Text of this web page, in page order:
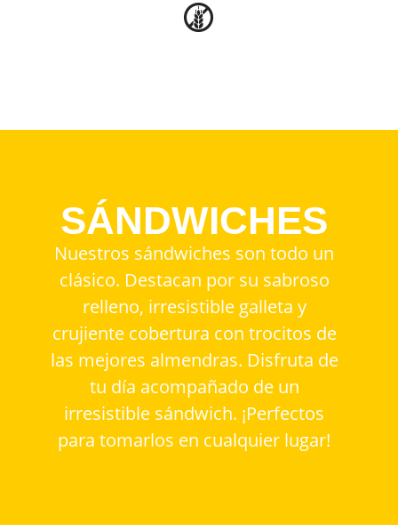
SÁNDWICHES
Nuestros sándwiches son todo un
clásico. Destacan por su sabroso
relleno, irresistible galleta y
crujiente cobertura con trocitos de
las mejores almendras. Disfruta de
tu día acompañado de un
irresistible sándwich. ¡Perfectos
para tomarlos en cualquier lugar!